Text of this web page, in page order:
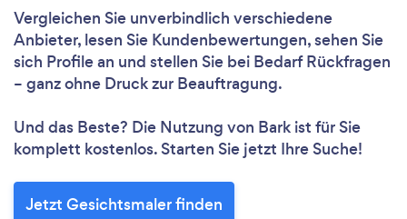
Vergleichen Sie unverbindlich verschiedene
Anbieter, lesen Sie Kundenbewertungen, sehen Sie
sich Profile an und stellen Sie bei Bedarf Rückfragen
– ganz ohne Druck zur Beauftragung.
Und das Beste? Die Nutzung von Bark ist für Sie
komplett kostenlos. Starten Sie jetzt Ihre Suche!
Jetzt Gesichtsmaler finden